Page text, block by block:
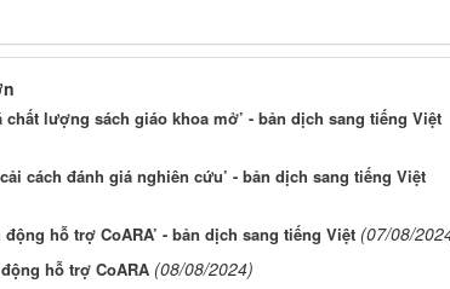
chất lượng sách giáo khoa mở’ - bản dịch sang tiếng Việt
cách đánh giá nghiên cứu’ - bản dịch sang tiếng Việt
động hỗ trợ CoARA’ - bản dịch sang tiếng Việt (07/08/
hỗ trợ CoARA (08/08/2024)